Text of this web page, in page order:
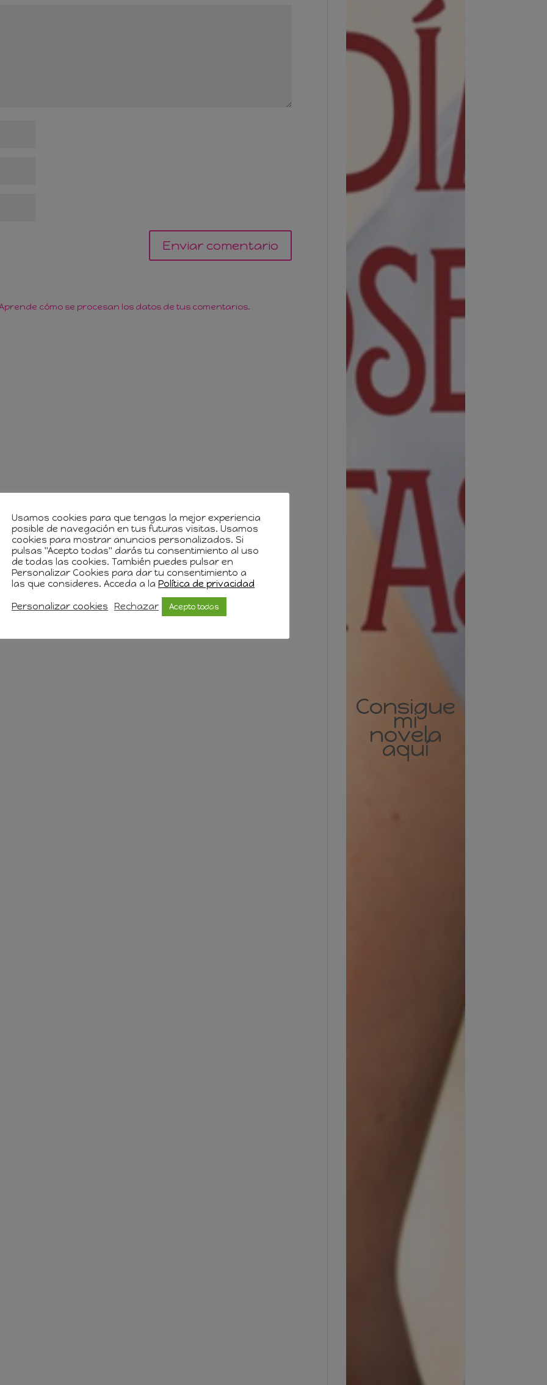
cómo se procesan los datos de tus comentarios.
Consigue
mi
novela
aquí
Usamos cookies para que tengas la mejor experiencia
posible de navegación en tus futuras visitas. Usamos
cookies para mostrar anuncios personalizados. Si
pulsas "Acepto todas" darás tu consentimiento al uso
de todas las cookies. También puedes pulsar en
Personalizar Cookies para dar tu consentimiento a
las que consideres. Acceda a la Política de privacidad
Personalizar cookies Rechazar Acepto todas